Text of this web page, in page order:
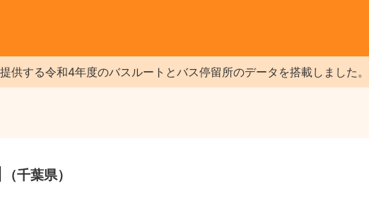
供する令和4年度のバスルートとバス停留所のデータを搭載しました。
（千葉県）